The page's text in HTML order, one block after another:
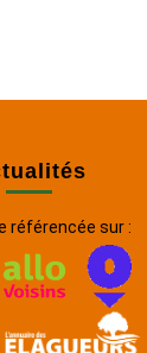
référencée sur :